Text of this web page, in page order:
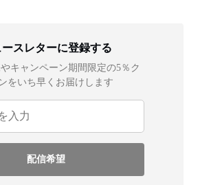
ースレターに登録する
キャンペーン期間限定の5％ク
をいち早くお届けします